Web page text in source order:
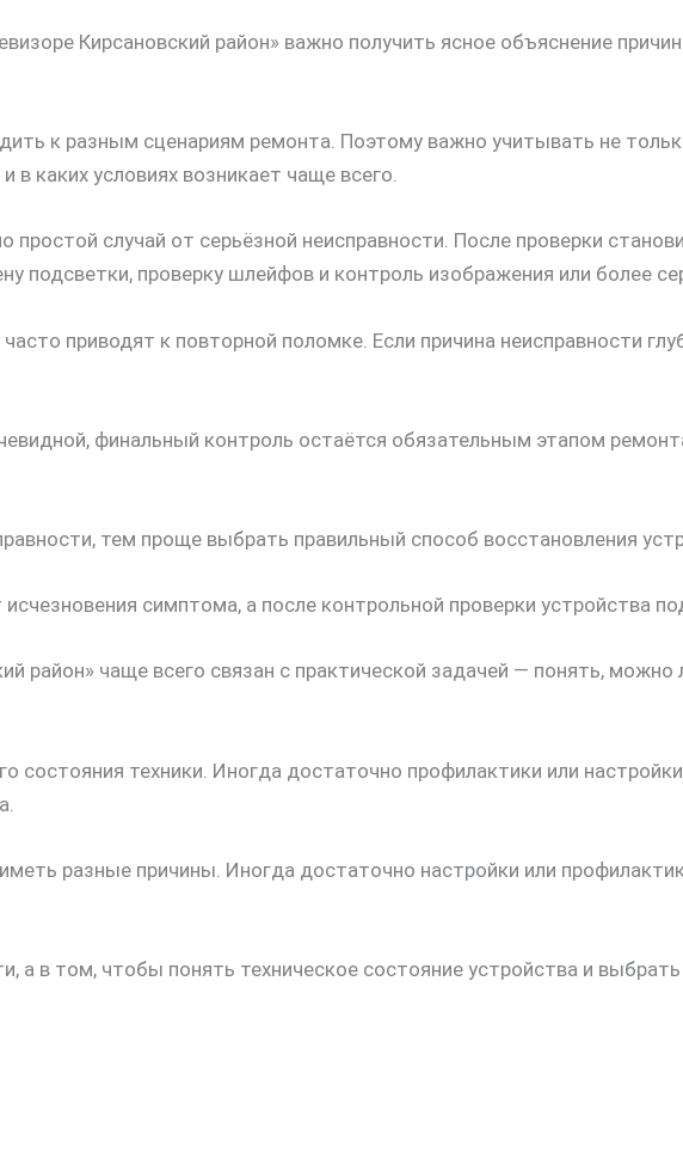
Кирсановский район» важно получить ясное объяснение
к разным сценариям ремонта. Поэтому важно учитывать не
в каких условиях возникает чаще всего.
простой случай от серьёзной неисправности. После проверки
подсветки, проверку шлейфов и контроль изображения или более
приводят к повторной поломке. Если причина неисправности
финальный контроль остаётся обязательным этапом
тем проще выбрать правильный способ восстановления
симптома, а после контрольной проверки устройства
район» чаще всего связан с практической задачей — понять,
состояния техники. Иногда достаточно профилактики или
разные причины. Иногда достаточно настройки или
а в том, чтобы понять техническое состояние устройства и